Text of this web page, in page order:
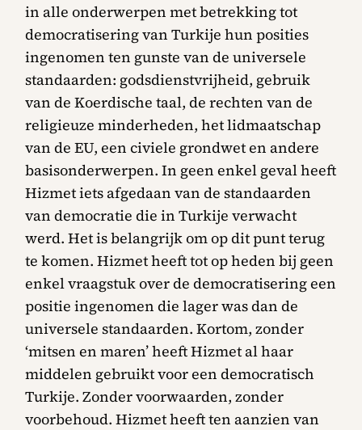
in alle onderwerpen met betrekking tot
democratisering van Turkije hun posities
ingenomen ten gunste van de universele
standaarden: godsdienstvrijheid, gebruik
van de Koerdische taal, de rechten van de
religieuze minderheden, het lidmaatschap
van de EU, een civiele grondwet en andere
basisonderwerpen. In geen enkel geval heeft
Hizmet iets afgedaan van de standaarden
van democratie die in Turkije verwacht
werd. Het is belangrijk om op dit punt terug
te komen. Hizmet heeft tot op heden bij geen
enkel vraagstuk over de democratisering een
positie ingenomen die lager was dan de
universele standaarden. Kortom, zonder
‘mitsen en maren’ heeft Hizmet al haar
middelen gebruikt voor een democratisch
Turkije. Zonder voorwaarden, zonder
voorbehoud. Hizmet heeft ten aanzien van